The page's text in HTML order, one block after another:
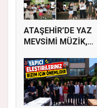
ATAŞEHİR’DE YAZ
MEVSİMİ MÜZİK,